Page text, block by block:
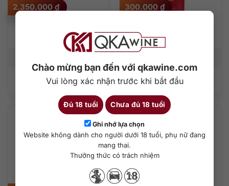
Chào mừng bạn đến với qkawine.com
Vui lòng xác nhận trước khi bắt đầu
Đủ 18 tuổi Chưa đủ 18 tuổi
Ghi nhớ lựa chọn
Website không dành cho người dưới 18 tuổi, phụ nữ đang
mang thai.
Thưởng thức có trách nhiệm
Rượu Vodka Grey
Goose VX 750ml
2.350.000 ₫
Thêm vào giỏ hàng
Rượu Vodka Svedka
Cherry 750ml
300.000 ₫
Thêm vào giỏ hàng